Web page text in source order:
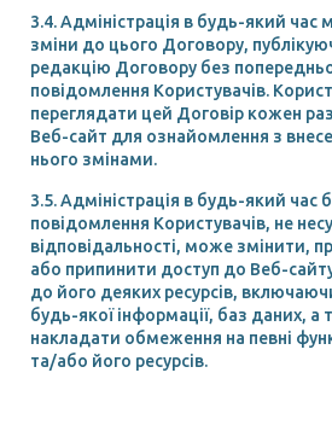
3.4. Адміністрація в будь-який час
зміни до цього Договору,
редакцію Договору без
повідомлення Користувачів.
переглядати цей Договір кожен
Веб-сайт для ознайомлення з
нього змінами.
3.5. Адміністрація в будь-який час
повідомлення Користувачів, не
відповідальності, може змінити,
або припинити доступ до Веб-
до його деяких ресурсів,
будь-якої інформації, баз даних, а
накладати обмеження на певні
та/або його ресурсів.